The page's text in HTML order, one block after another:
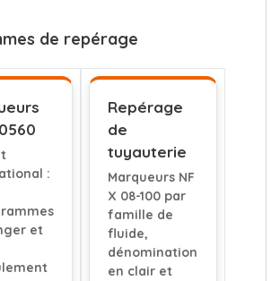
de repérage
:
et
Repérage
de
tuyauterie
Marqueurs NF
X 08-100 par
famille de
fluide,
dénomination
en clair et